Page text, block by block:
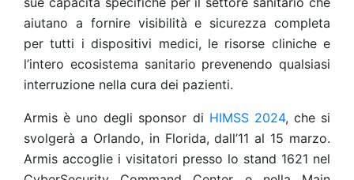
aiutano a fornire visibilità e sicurezza completa
per tutti i dispositivi medici, le risorse cliniche e
l’intero ecosistema sanitario prevenendo qualsiasi
interruzione nella cura dei pazienti.
Armis è uno degli sponsor di HIMSS 2024, che si
svolgerà a Orlando, in Florida, dall’11 al 15 marzo.
Armis accoglie i visitatori presso lo stand 1621 nel